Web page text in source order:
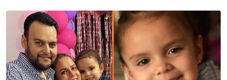
Email